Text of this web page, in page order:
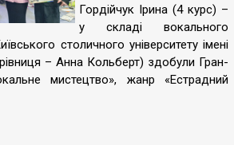
Гордійчук Ірина (4 курс) –
у складі вокального
столичного університету імені
– Анна Кольберт) здобули Гран-
мистецтво», жанр «Естрадний